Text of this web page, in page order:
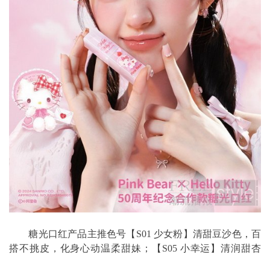
糖光口红产品主推色号【S01 少女粉】清甜豆沙色，百
搭不挑皮，化身心动温柔甜妹；【S05 小幸运】清润甜杏